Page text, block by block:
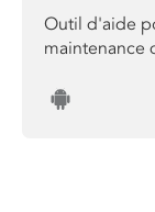
Outil d'aide
maintenance